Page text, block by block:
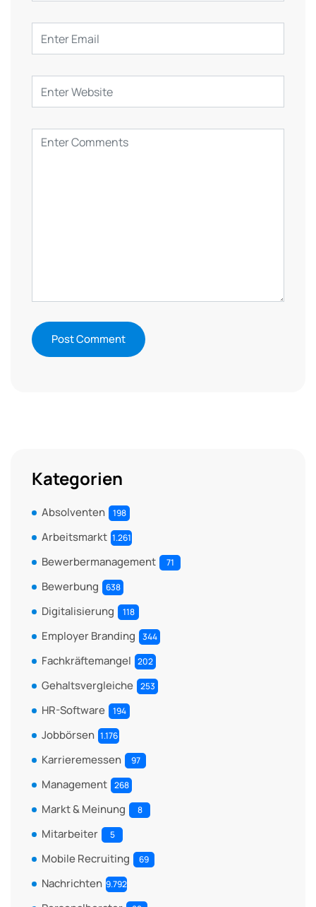
Kategorien
Absolventen 198
Arbeitsmarkt 1.261
Bewerbermanagement 71
Bewerbung 638
Digitalisierung 118
Employer Branding 344
Fachkräftemangel 202
Gehaltsvergleiche 253
HR-Software 194
Jobbörsen 1.176
Karrieremessen 97
Management 268
Markt & Meinung 8
Mitarbeiter 5
Mobile Recruiting 69
Nachrichten 9.792